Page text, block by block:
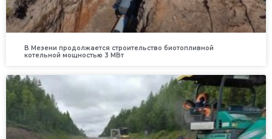
В Мезени продолжается строительство биотопливной
котельной мощностью 3 МВт